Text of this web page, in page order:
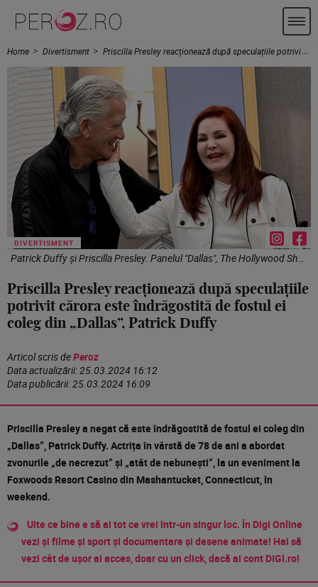
Home Divertisment Priscilla Presley reacționează după speculațiile potrivit cărora este îndrăgostită de fostul ei coleg din „Dallas”, Patrick Duffy
DIVERTISMENT
Patrick Duffy și Priscilla Presley. Panelul "Dallas", The Hollywood Show. Profimedia
Priscilla Presley reacționează după speculațiile
potrivit cărora este îndrăgostită de fostul ei
coleg din „Dallas”, Patrick Duffy
Articol scris dePeroz
Data actualizării:25.03.2024 16:12
Data publicării:25.03.2024 16:09
Priscilla Presley a negat că este îndrăgostită de fostul ei coleg din
„Dallas”, Patrick Duffy. Actrița în vârstă de 78 de ani a abordat
zvonurile „de necrezut” și „atât de nebunești”, la un eveniment la
Foxwoods Resort Casino din Mashantucket, Connecticut, în
weekend.
Uite ce bine e să ai tot ce vrei într-un singur loc. În Digi Online
vezi și filme și sport și documentare și desene animate! Hai să
vezi cât de ușor ai acces, doar cu un click, dacă ai cont DIGI.ro!